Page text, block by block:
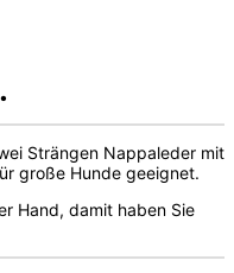
Strängen Nappaleder mit
große Hunde geeignet.
Hand, damit haben Sie